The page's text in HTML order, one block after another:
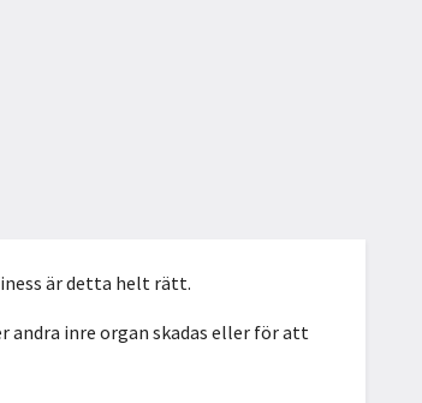
är detta helt rätt.
andra inre organ skadas eller för att